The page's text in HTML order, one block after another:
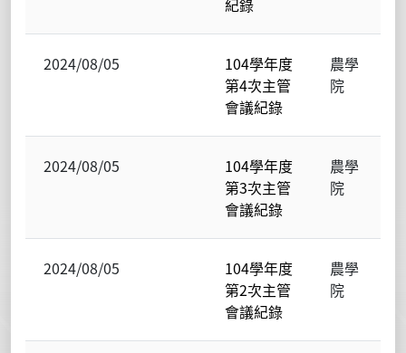
紀錄
2024/08/05
104學年度
第4次主管
會議紀錄
農學
院
2024/08/05
104學年度
第3次主管
會議紀錄
農學
院
2024/08/05
104學年度
第2次主管
會議紀錄
農學
院